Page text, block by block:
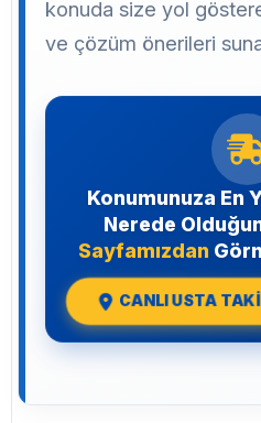
konuda size yol
ve çözüm önerileri
Konumunuza En
Nerede
Sayfamızdan
CANLI USTA